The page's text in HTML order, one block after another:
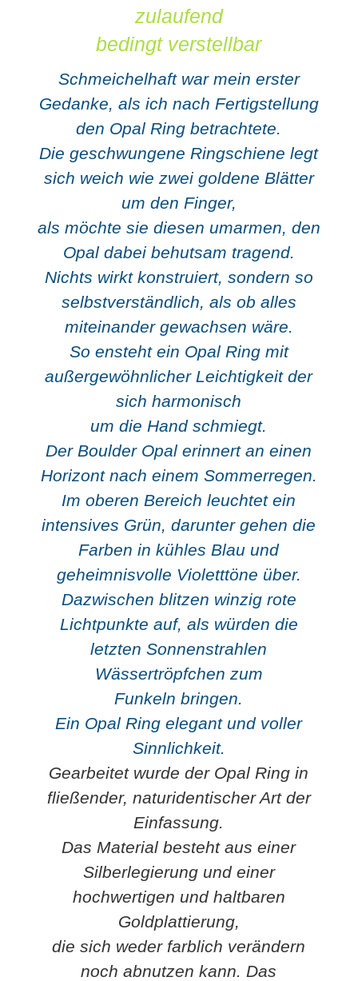
zulaufend
bedingt verstellbar
Schmeichelhaft war mein erster
Gedanke, als ich nach Fertigstellung
den Opal Ring betrachtete.
Die geschwungene Ringschiene legt
sich weich wie zwei goldene Blätter
um den Finger,
als möchte sie diesen umarmen, den
Opal dabei behutsam tragend.
Nichts wirkt konstruiert, sondern so
selbstverständlich, als ob alles
miteinander gewachsen wäre.
So ensteht ein Opal Ring mit
außergewöhnlicher Leichtigkeit der
sich harmonisch
um die Hand schmiegt.
Der Boulder Opal erinnert an einen
Horizont nach einem Sommerregen.
Im oberen Bereich leuchtet ein
intensives Grün, darunter gehen die
Farben in kühles Blau und
geheimnisvolle Violetttöne über.
Dazwischen blitzen winzig rote
Lichtpunkte auf, als würden die
letzten Sonnenstrahlen
Wässertröpfchen zum
Funkeln bringen.
Ein Opal Ring elegant und voller
Sinnlichkeit.
Gearbeitet wurde der Opal Ring in
fließender, naturidentischer Art der
Einfassung.
Das Material besteht aus einer
Silberlegierung und einer
hochwertigen und haltbaren
Goldplattierung,
die sich weder farblich verändern
noch abnutzen kann. Das